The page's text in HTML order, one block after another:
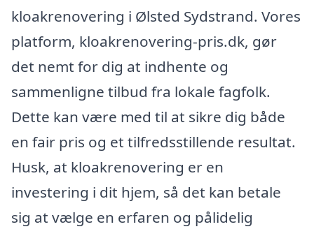
kloakrenovering i Ølsted Sydstrand. Vores
platform, kloakrenovering-pris.dk, gør
det nemt for dig at indhente og
sammenligne tilbud fra lokale fagfolk.
Dette kan være med til at sikre dig både
en fair pris og et tilfredsstillende resultat.
Husk, at kloakrenovering er en
investering i dit hjem, så det kan betale
sig at vælge en erfaren og pålidelig